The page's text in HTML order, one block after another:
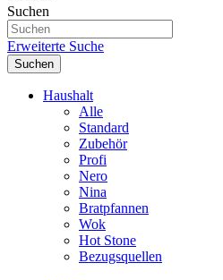
Suchen
Erweiterte Suche
Suchen
Haushalt
Alle
Standard
Zubehör
Profi
Nero
Nina
Bratpfannen
Wok
Hot Stone
Bezugsquellen